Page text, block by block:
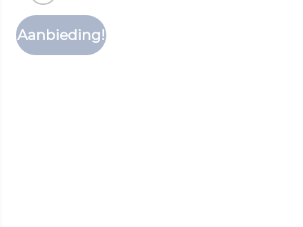
Aanbieding!